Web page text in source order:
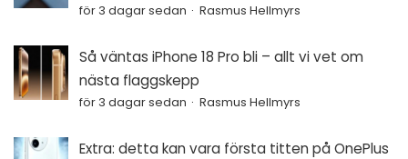
för 3 dagar sedan Rasmus Hellmyrs
Så väntas iPhone 18 Pro bli – allt vi vet om
nästa flaggskepp
för 3 dagar sedan Rasmus Hellmyrs
Extra: detta kan vara första titten på OnePlus